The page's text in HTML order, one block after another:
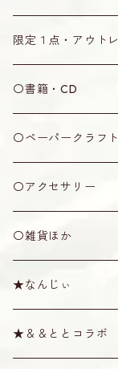
その他
ティーガ用紐
水牛角製
七宝焼製
ウマ
黒木製
竹製
弦
2号
1.5号
カラクイ
黒木
紫檀
ケース・袋
袋
ソフトケース
ショルダー・天キャ
ショルダー
天キャップ
その他
唄口
スタンド
なんじぃ
無地
なんじぃ
限定１点・アウト
限定１点
アウトレット
〇書籍・CD
書籍
CD
〇ペーパークラフト
ミニシーサー
その他
〇アクセサリー
〇雑貨ほか
棹拭きクロス
Tシャツ
★なんじぃ
★＆＆ととコラボ